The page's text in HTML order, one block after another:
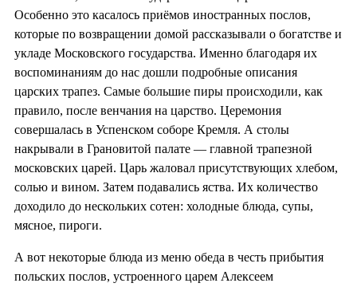
Особенно это касалось приёмов иностранных послов,
которые по возвращении домой рассказывали о богатстве и
укладе Московского государства. Именно благодаря их
воспоминаниям до нас дошли подробные описания
царских трапез. Самые большие пиры происходили, как
правило, после венчания на царство. Церемония
совершалась в Успенском соборе Кремля. А столы
накрывали в Грановитой палате — главной трапезной
московских царей. Царь жаловал присутствующих хлебом,
солью и вином. Затем подавались яства. Их количество
доходило до нескольких сотен: холодные блюда, супы,
мясное, пироги.
А вот некоторые блюда из меню обеда в честь прибытия
польских послов, устроенного царем Алексеем